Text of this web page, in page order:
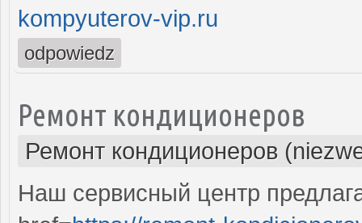
kompyuterov-vip.ru
odpowiedz
Ремонт кондиционеров
Ремонт кондиционеров
Наш сервисный центр